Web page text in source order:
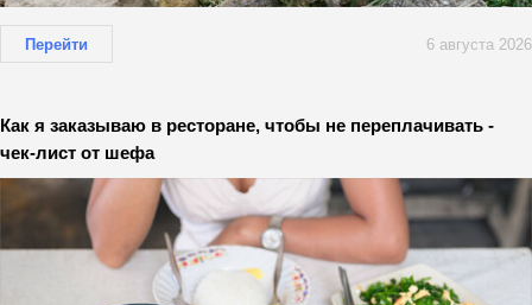
Перейти 6 августа 2026
Как я заказываю в ресторане, чтобы не переплачивать -
чек-лист от шефа